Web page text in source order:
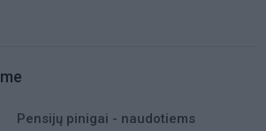
Pensijų pinigai - naudotiems